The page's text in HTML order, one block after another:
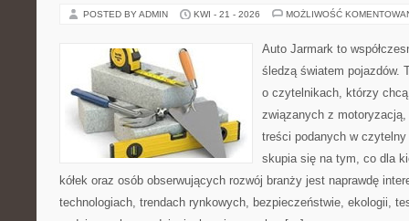
POSTED BY ADMIN KWI - 21 - 2026 MOŻLIWOŚĆ
Auto Jarmark to
śledzą światem pojazdów.
o czytelnikach, którzy
związanych z
treści podanych w
skupia się na tym, co dla
kółek oraz osób obserwujących rozwój branży jest naprawdę
technologiach, trendach rynkowych, bezpieczeństwie, ekologii,